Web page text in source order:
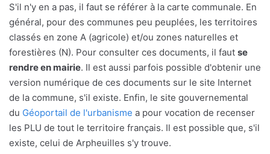
S'il n'y en a pas, il faut se référer à la carte communale. En
général, pour des communes peu peuplées, les territoires
classés en zone A (agricole) et/ou zones naturelles et
forestières (N). Pour consulter ces documents, il faut se
rendre en mairie. Il est aussi parfois possible d'obtenir une
version numérique de ces documents sur le site Internet
de la commune, s'il existe. Enfin, le site gouvernemental
du Géoportail de l'urbanisme a pour vocation de recenser
les PLU de tout le territoire français. Il est possible que, s'il
existe, celui de Arpheuilles s'y trouve.